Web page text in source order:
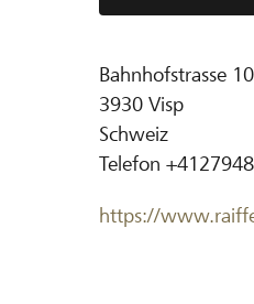
Bahnhofstrasse 10
3930 Visp
Schweiz
Telefon
https://